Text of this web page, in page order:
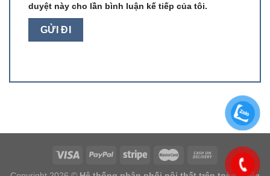
duyệt này cho lần bình luận kế tiếp của tôi.